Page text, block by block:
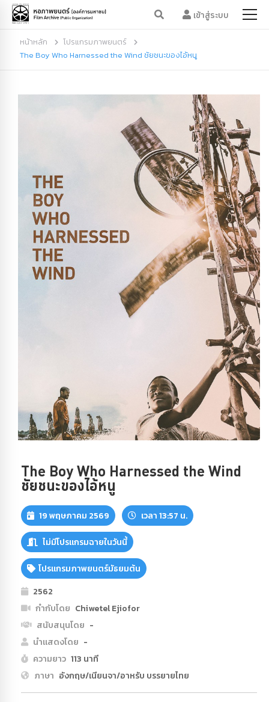
เข้าสู่ระบบ
หน้าหลัก
โปรแกรมภาพยนตร์
The Boy Who Harnessed the Wind ชัยชนะของไอ้หนู
The Boy Who Harnessed the Wind
ชัยชนะของไอ้หนู
19 พฤษภาคม 2569 เวลา 13:57 น.
ไม่มีโปรแกรมฉายในวันนี้
โปรแกรมภาพยนตร์มัธยมต้น
2562
กำกับโดย Chiwetel Ejiofor
สนับสนุนโดย -
นำแสดงโดย -
ความยาว 113 นาที
ภาษา อังกฤษ/เนียนจา/อาหรับ บรรยายไทย